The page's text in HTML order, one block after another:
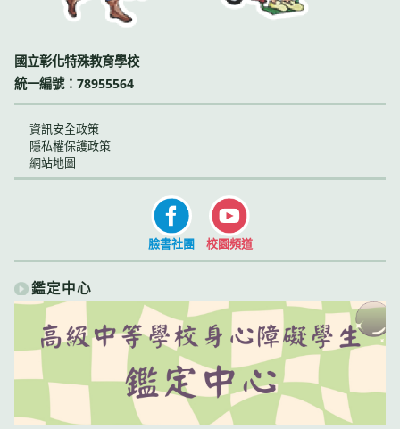
國立彰化特殊教育學校
統一編號：78955564
資訊安全政策
隱私權保護政策
網站地圖
臉書社團 校園頻道
鑑定中心